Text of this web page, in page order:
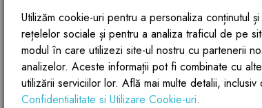
Pe langa
utilizare
Utilizăm cookie-uri pentru a personaliza conținutul
rețelelor sociale și pentru a analiza traficul de pe
modul în care utilizezi site-ul nostru cu partenerii
analizelor. Aceste informații pot fi combinate cu
utilizării serviciilor lor. Află mai multe detalii,
Confidentialitate si Utilizare Cookie-uri.